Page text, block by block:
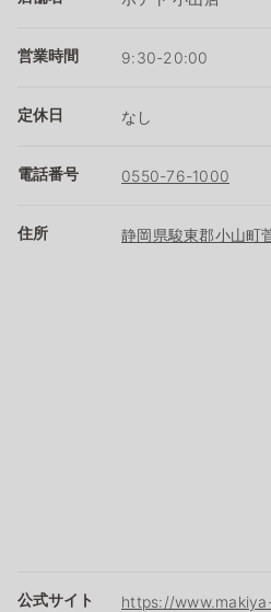
営業時間 9:30-20:00
定休日 なし
電話番号 0550-76-1000
住所 静岡県駿東郡小山町
公式サイト https://